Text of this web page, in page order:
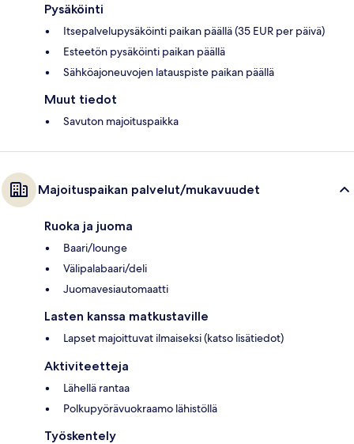
Pysäköinti
Itsepalvelupysäköinti paikan päällä (35 EUR per päivä)
Esteetön pysäköinti paikan päällä
Sähköajoneuvojen latauspiste paikan päällä
Muut tiedot
Savuton majoituspaikka
Majoituspaikan palvelut/mukavuudet
Ruoka ja juoma
Baari/lounge
Välipalabaari/deli
Juomavesiautomaatti
Lasten kanssa matkustaville
Lapset majoittuvat ilmaiseksi (katso lisätiedot)
Aktiviteetteja
Lähellä rantaa
Polkupyörävuokraamo lähistöllä
Työskentely